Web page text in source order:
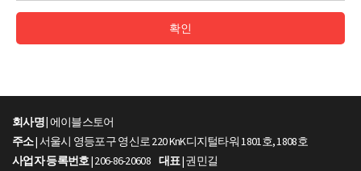
회사명 |에이블스토어
주소| 서울시 영등포구 영신로 220 KnK디지털타워 1801호, 1808호
사업자 등록번호| 206-86-20608 대표| 권민길